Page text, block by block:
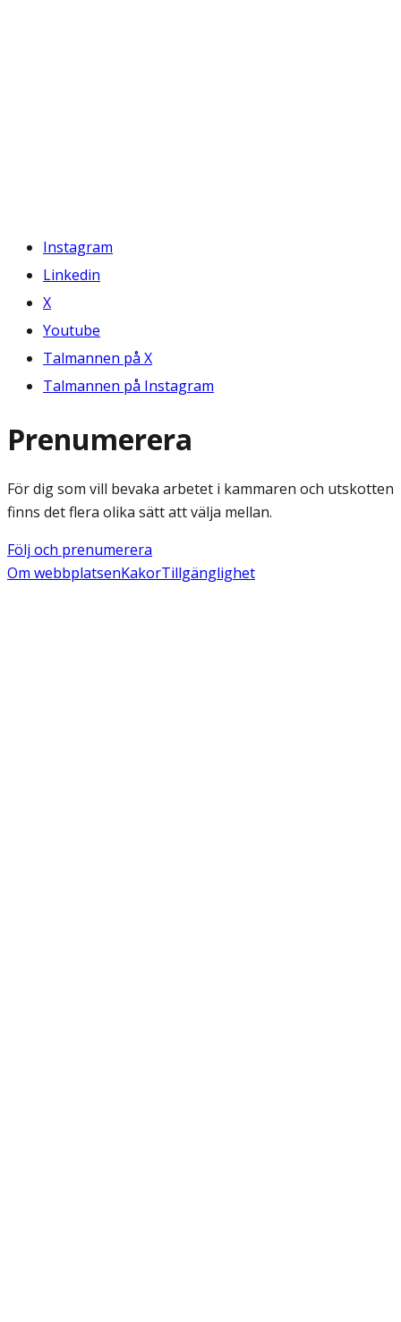
Instagram
Linkedin
X
Youtube
Talmannen på X
Talmannen på Instagram
Prenumerera
För dig som vill bevaka arbetet i kammaren och utskotten
finns det flera olika sätt att välja mellan.
Följ och prenumerera
Om webbplatsenKakorTillgänglighet